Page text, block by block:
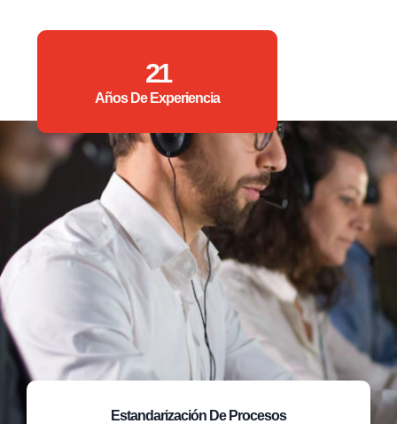
21
Años De Experiencia
Estandarización De Procesos